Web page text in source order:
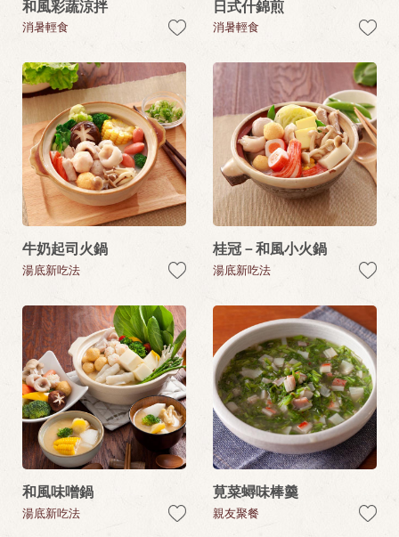
和風彩蔬涼拌
消暑輕食
日式什錦煎
消暑輕食
牛奶起司火鍋
湯底新吃法
桂冠－和風小火鍋
湯底新吃法
和風味噌鍋
湯底新吃法
莧菜蟳味棒羹
親友聚餐